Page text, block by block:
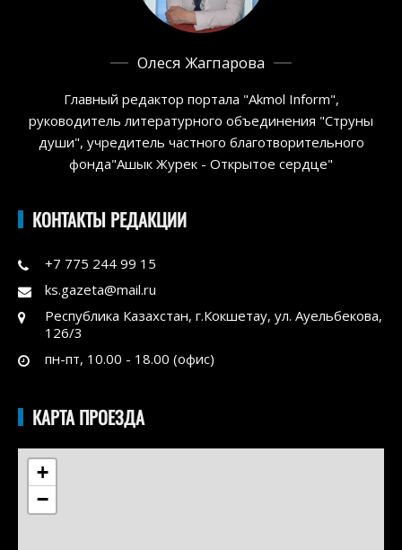
Олеся Жагпарова
Главный редактор портала "Akmol Inform",
руководитель литературного объединения "Струны
души", учредитель частного благотворительного
фонда"Ашык Журек - Открытое сердце"
КОНТАКТЫ РЕДАКЦИИ
+7 775 244 99 15
ks.gazeta@mail.ru
Республика Казахстан, г.Кокшетау, ул. Ауельбекова,
126/3
пн-пт, 10.00 - 18.00 (офис)
КАРТА ПРОЕЗДА
+
−